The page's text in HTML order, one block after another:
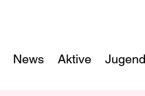
News Aktive Jugend